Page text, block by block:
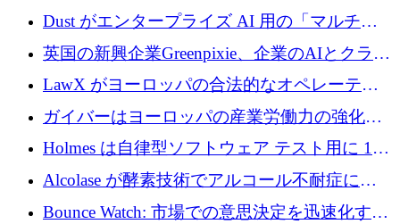
ロを調達
Dust がエンタープライズ AI 用の「マルチプ
レイヤー」オペレーティング システムを構築
するシリーズ B で 4,000 万ドルを調達
英国の新興企業Greenpixie、企業のAIとクラウ
ドのエネルギー無駄を削減するために470万ポ
ンドを調達
LawX がヨーロッパの合法的なオペレーティ
ング システムを構築するために 750 万ユーロ
を調達
ガイバーはヨーロッパの産業労働力の強化に
貢献するために 140 万ユーロを獲得
Holmes は自律型ソフトウェア テスト用に 110
万ユーロのプレシードを提供して開始
Alcolase が酵素技術でアルコール不耐症に取
り組むために 150 万ユーロを調達
Bounce Watch: 市場での意思決定を迅速化する